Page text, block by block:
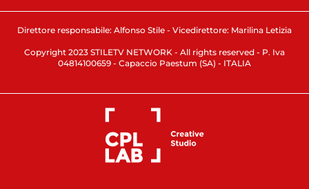
Direttore responsabile: Alfonso Stile - Vicedirettore: Marilina Letizia
Copyright 2023 STILETV NETWORK - All rights reserved - P. Iva
04814100659 - Capaccio Paestum (SA) - ITALIA